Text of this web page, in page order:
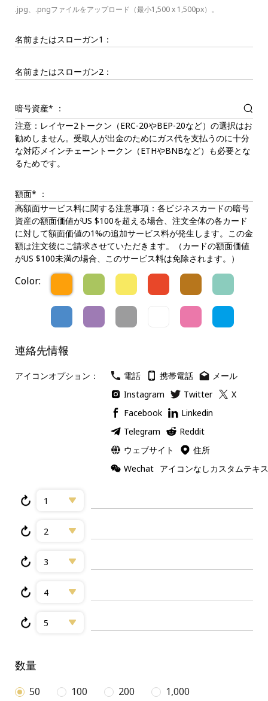
されていません
.jpg、.pngファイルをアップロード（最小1,500 x 1,500px）。
名前またはスローガン1：
名前またはスローガン2：
暗号資産* ：
注意：レイヤー2トークン（ERC-20やBEP-20など）の選択はお
勧めしません。受取人が出金のためにガス代を支払うのに十分
な対応メインチェーントークン（ETHやBNBなど）も必要とな
るためです。
額面* ：
高額面サービス料に関する注意事項：各ビジネスカードの暗号
資産の額面価値がUS $100を超える場合、注文全体の各カード
に対して額面価値の1%の追加サービス料が発生します。この金
額は注文後にご請求させていただきます。（カードの額面価値
がUS $100未満の場合、このサービス料は免除されます。）
Color:
連絡先情報
アイコンオプション： 電話 携帯電話
メール
Instagram
Twitter
X
Facebook
Linkedin
Telegram
Reddit
ウェブサイト
住所
Wechat アイコンなしカスタムテキ
1
2
3
4
5
数量
50 100 200 1,000